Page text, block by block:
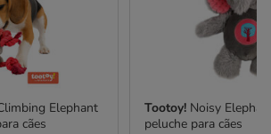
Elephant
cães
Tootoy! Noisy
peluche para cães